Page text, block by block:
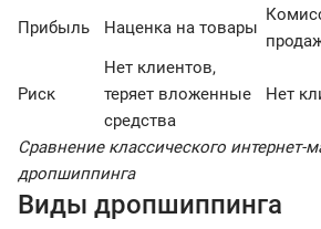
Прибыль
Наценка на товары
Риск
Нет клиентов,
теряет вложенные
средства
Нет
Сравнение классического интернет-
дропшиппинга
Виды дропшиппинга